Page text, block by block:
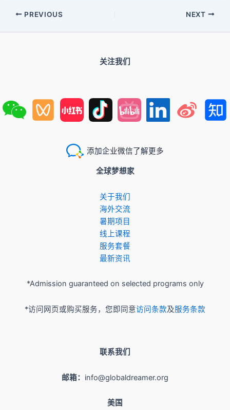
PREVIOUS NEXT
关注我们
添加企业微信了解更多
全球梦想家
关于我们
​海外交流
暑期项目
​线上课程
服务套餐
最新资讯
*Admission guaranteed on selected programs only
*访问网页或购买服务，您即同意访问条款及服务条款
联系我们
邮箱： info@globaldreamer.org
美国